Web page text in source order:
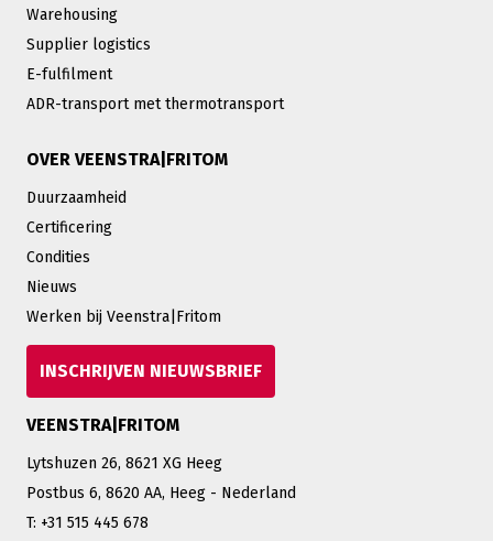
Warehousing
Supplier logistics
E-fulfilment
ADR-transport met thermotransport
OVER VEENSTRA|FRITOM
Duurzaamheid
Certificering
Condities
Nieuws
Werken bij Veenstra|Fritom
INSCHRIJVEN NIEUWSBRIEF
VEENSTRA|FRITOM
Lytshuzen 26, 8621 XG Heeg
Postbus 6, 8620 AA, Heeg - Nederland
T: +31 515 445 678